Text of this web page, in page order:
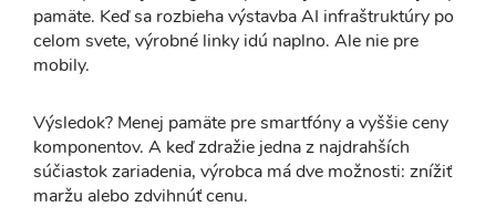
pamäte. Keď sa rozbieha výstavba AI infraštruktúry po
celom svete, výrobné linky idú naplno. Ale nie pre
mobily.
Výsledok? Menej pamäte pre smartfóny a vyššie ceny
komponentov. A keď zdražie jedna z najdrahších
súčiastok zariadenia, výrobca má dve možnosti: znížiť
maržu alebo zdvihnúť cenu.